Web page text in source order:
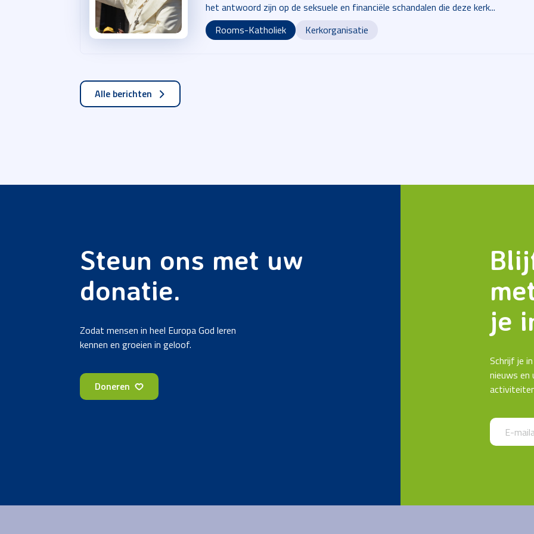
het antwoord zijn op de seksuele en financiële schandalen die deze kerk...
Rooms-Katholiek
Kerkorganisatie
Alle berichten
Steun ons met uw
donatie.
Zodat mensen in heel Europa God leren
kennen en groeien in geloof.
Doneren
je
Schrijf je
nieuws en
Call me